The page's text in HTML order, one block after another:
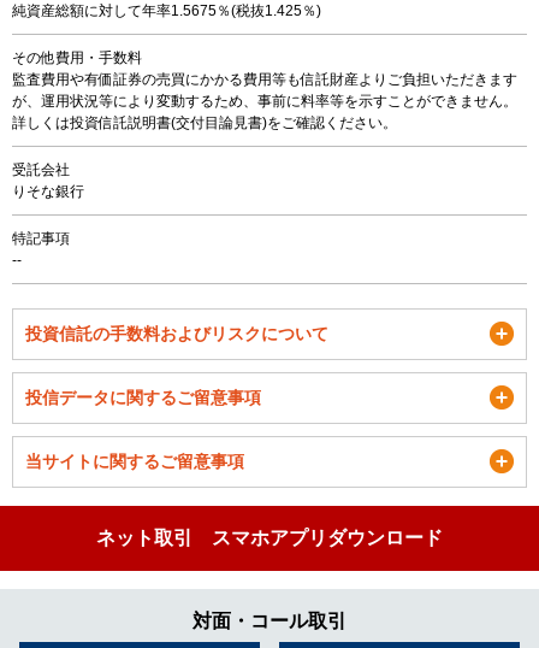
純資産総額に対して年率1.5675％(税抜1.425％)
その他費用・手数料
監査費用や有価証券の売買にかかる費用等も信託財産よりご負担いただきます
が、運用状況等により変動するため、事前に料率等を示すことができません。
詳しくは投資信託説明書(交付目論見書)をご確認ください。
受託会社
りそな銀行
特記事項
--
投資信託の手数料およびリスクについて
投信データに関するご留意事項
当サイトに関するご留意事項
ネット取引 スマホアプリダウンロード
対面・コール取引